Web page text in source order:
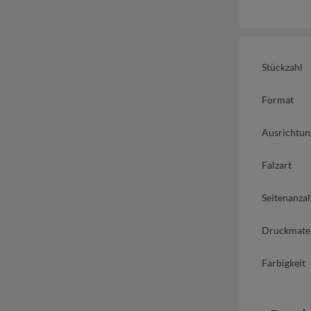
Stückzahl
Format
Falzart
Farbigkeit